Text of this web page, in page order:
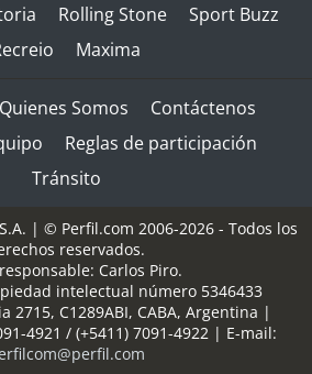
Rolling Stone
Sport Buzz
Maxima
Quienes Somos
Contáctenos
Reglas de participación
Tránsito
| © Perfil.com 2006-2026 - Todos los
reservados.
Carlos Piro.
intelectual número 5346433
2715, C1289ABI, CABA, Argentina |
4921 / (+5411) 7091-4922| E-mail: